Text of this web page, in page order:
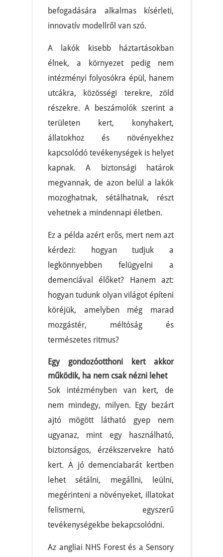
befogadására alkalmas kísérleti,
innovatív modellről van szó.
A lakók kisebb háztartásokban
élnek, a környezet pedig nem
intézményi folyosókra épül, hanem
utcákra, közösségi terekre, zöld
részekre. A beszámolók szerint a
területen kert, konyhakert,
állatokhoz és növényekhez
kapcsolódó tevékenységek is helyet
kapnak. A biztonsági határok
megvannak, de azon belül a lakók
mozoghatnak, sétálhatnak, részt
vehetnek a mindennapi életben.
Ez a példa azért erős, mert nem azt
kérdezi: hogyan tudjuk a
legkönnyebben felügyelni a
demenciával élőket? Hanem azt:
hogyan tudunk olyan világot építeni
köréjük, amelyben még marad
mozgástér, méltóság és
természetes ritmus?
Egy gondozóotthoni kert akkor
működik, ha nem csak nézni lehet
Sok intézményben van kert, de
nem mindegy, milyen. Egy bezárt
ajtó mögött látható gyep nem
ugyanaz, mint egy használható,
biztonságos, érzékszervekre ható
kert. A jó demenciabarát kertben
lehet sétálni, megállni, leülni,
megérinteni a növényeket, illatokat
felismerni, egyszerű
tevékenységekbe bekapcsolódni.
Az angliai NHS Forest és a Sensory